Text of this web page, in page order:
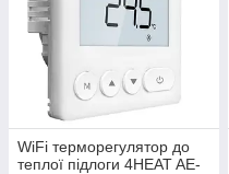
WiFi терморегулятор до
теплої підлоги 4HEAT AE-